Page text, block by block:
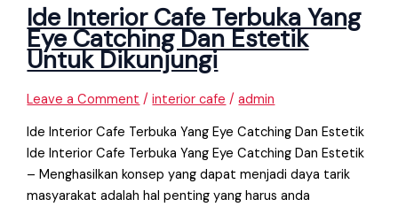
Ide Interior Cafe Terbuka Yang
Eye Catching Dan Estetik
Untuk Dikunjungi
Leave a Comment /interior cafe /admin
Ide Interior Cafe Terbuka Yang Eye Catching Dan Estetik
Ide Interior Cafe Terbuka Yang Eye Catching Dan Estetik
– Menghasilkan konsep yang dapat menjadi daya tarik
masyarakat adalah hal penting yang harus anda